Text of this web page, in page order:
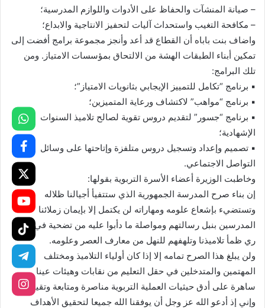
– صيانة المنشآت والحفاظ على الأدوات واللوازم المدرسية؛
– مكافحة التغيب واستحداث آليات لتحفيز الانتاجية والابداع؛
واضاف بنت باباه أن القطاع قد أعد وأنجز مجموعة برامج أفضت إلى
تمكين أبناء الطبقات الهشة من الالتحاق بمؤسسات الامتياز. ومن
تلك البرامج:
▪ برنامج “تكامل للتمييز الإيجابي بثانويات الامتياز”؛
▪ برنامج “مواهب” لاكتشاف ورعاية المتميزين؛
▪ برنامج “جسور” لتقديم دروس تقوية لصالح تلاميذ السنوات
الإشهادية؛
▪ تصميم وإعداد وتسجيل دروس متلفزة وإتاحتها على وسائل
التواصل الاجتماعي.
وخاطبت الوزيرة أعضاء الأسرة التربوية بقولها:
إن بناء صرح المدرسة الجمهورية الذي ستتفيأ أجيالنا ظلاله
وتستضيء بإشعاع علومه ومهاراته لن يكتمل إلا بإيمان زملائنا
المدرسين بنبل رسالتهم ومواصلة ما دأبوا عليه من تضحية في سبيل
ري ظمأ تلاميذنا وتلهفهم للنهل من معارف العصر وعلومه.
ولن يبلغ هذا الصرح تمامه إلا إذا كان أولياء التلاميذ ومختلف
المهتمين والمتدخلين في حقل التعليم من نقابات وهيئات عينا
ساهرة على أدق حيثيات العملية التربوية مناصرة ومتابعة وتقيبنا.
وإني إذ أدعو الله عز وجل أن يوفقنا الله جميعا لتحقيق الأهداف